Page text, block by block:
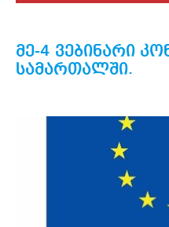
მე-4 ვებინარი
სამართალში.